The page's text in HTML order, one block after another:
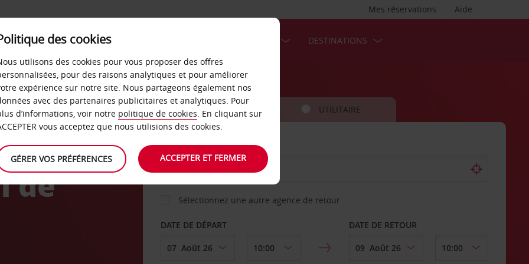
Aide
Mes réservations
LIBRE-SERVICE DESTINATIONS
de
VOITURE UTILITAIRE
AGENCE DE DÉPART
Sélectionnez une autre agence de retour
DATE DE DÉPART DATE DE RETOUR
des cookies
utilisons des cookies pour vous proposer des offres
pour des raisons analytiques et pour améliorer
expérience sur notre site. Nous partageons également nos
avec des partenaires publicitaires et analytiques. Pour
d’informations, voir notre politique de cookies. En cliquant sur
vous acceptez que nous utilisions des cookies.
GÉRER VOS PRÉFÉRENCES ACCEPTER ET FERMER